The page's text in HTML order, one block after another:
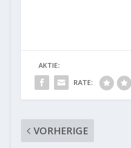
AKTIE:
RATE:
VORHERIGE